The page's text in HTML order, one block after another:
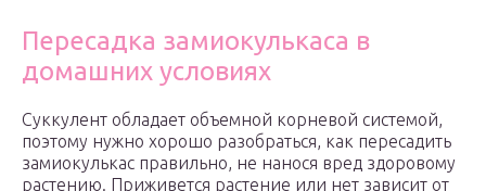
Пересадка замиокулькаса в
домашних условиях
Суккулент обладает объемной корневой системой,
поэтому нужно хорошо разобраться, как пересадить
замиокулькас правильно, не нанося вред здоровому
растению. Приживется растение или нет зависит от